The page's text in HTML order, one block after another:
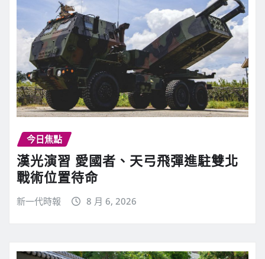
今日焦點
漢光演習 愛國者、天弓飛彈進駐雙北
戰術位置待命
新一代時報 8 月 6, 2026